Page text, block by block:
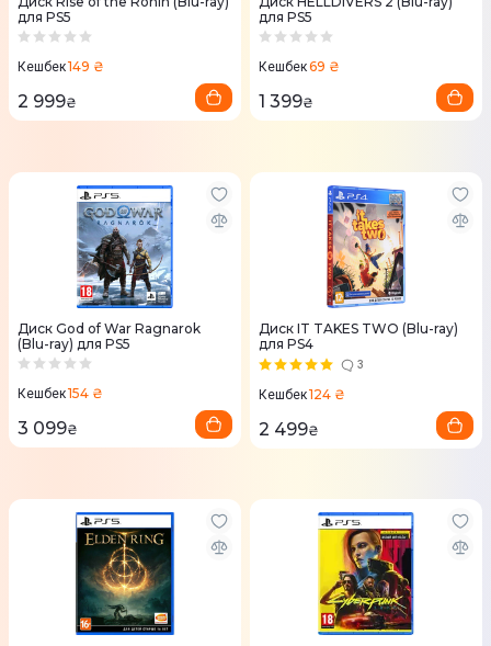
для PS5
Кешбек149 ₴
2 999₴
для PS5
Кешбек69 ₴
1 399₴
Диск God of War Ragnarok
(Blu-ray) для PS5
Кешбек154 ₴
3 099₴
Диск IT TAKES TWO (Blu-ray)
для PS4
3
Кешбек124 ₴
2 499₴